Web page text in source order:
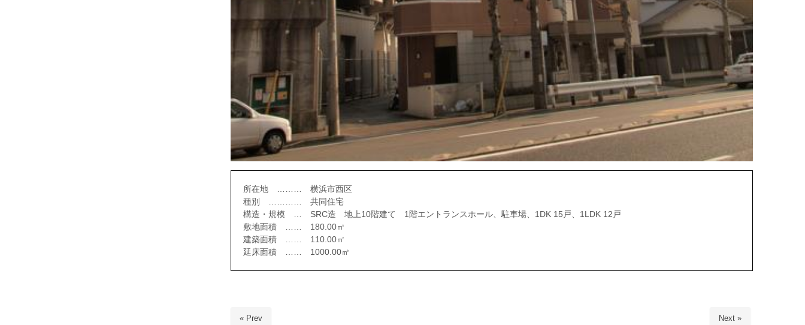
所在地 ……… 横浜市西区
種別 ………… 共同住宅
構造・規模 … SRC造 地上10階建て 1階エントランスホール、駐車場、1DK 15戸、1LDK 12戸
敷地面積 …… 180.00㎡
建築面積 …… 110.00㎡
延床面積 …… 1000.00㎡
« Prev Next »